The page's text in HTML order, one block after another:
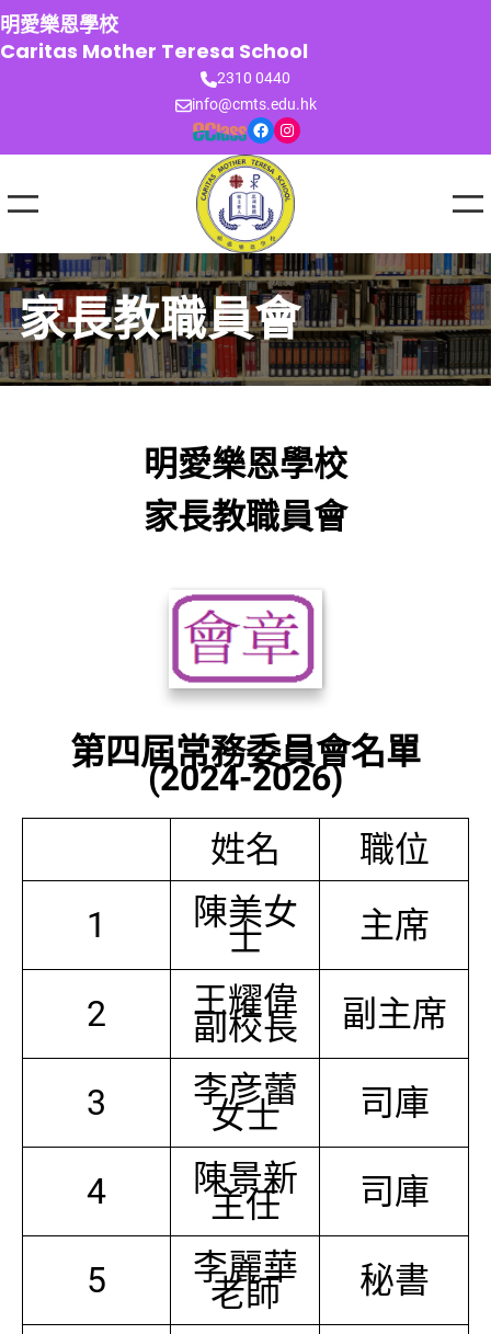
跳
至
主
明愛樂恩學校
Caritas Mother Teresa School
2310 0440
info@cmts.edu.hk
Facebook Instagram
家長教職員會
明愛樂恩學校
家長教職員會
第四屆常務委員會名單
(2024-2026)
姓名
職位
1
陳美女
士 主席
2 王耀偉
副校長 副主席
3 李彦蕾
女士 司庫
4 陳景新
主任 司庫
5 李麗華
老師 秘書